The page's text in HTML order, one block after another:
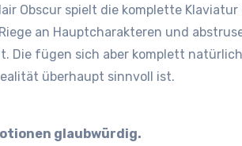
Obscur spielt die komplette
an Hauptcharakteren und
Die fügen sich aber komplett
überhaupt sinnvoll ist.
glaubwürdig.